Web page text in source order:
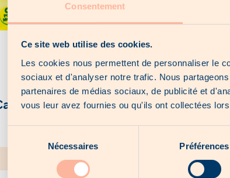
Consentement
Ce site web utilise des cookies.
Les cookies nous permettent de personnaliser le
sociaux et d'analyser notre trafic. Nous
partenaires de médias sociaux, de publicité et
vous leur avez fournies ou qu'ils ont collectées
du
consentement
Nécessaires Préférences
Delhaize